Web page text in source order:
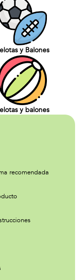
y Balones
y balones
recomendada